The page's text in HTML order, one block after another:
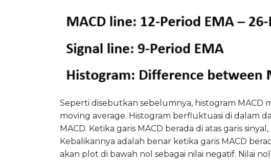
Seperti disebutkan sebelumnya, histogram MACD
moving average. Histogram berfluktuasi di dalam
MACD. Ketika garis MACD berada di atas garis
Kebalikannya adalah benar ketika garis MACD
akan plot di bawah nol sebagai nilai negatif. Nilai